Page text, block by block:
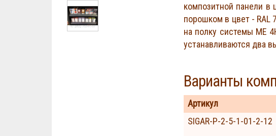
композитной панели в
порошком в цвет - RAL
на полку системы МЕ
устанавливаются два
Варианты
Артикул
SIGAR-P-2-5-1-01-2-12